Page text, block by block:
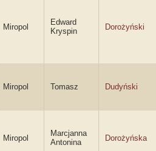
Miropol
Edward
Kryspin
Dorożyński
Miropol Tomasz Dudyński
Miropol
Marcjanna
Antonina
Dorożyńska